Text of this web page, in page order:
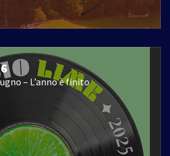
– L’anno è finito